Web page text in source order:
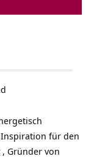
für den
, Gründer von